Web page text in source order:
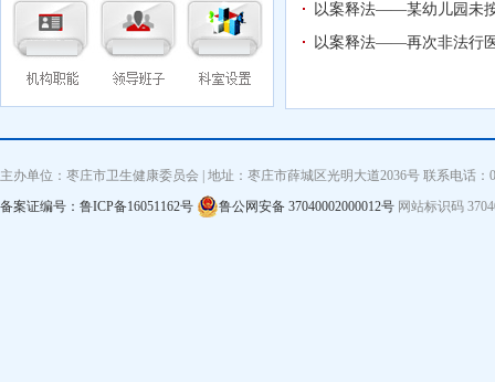
以案释法——某幼儿园未
以案释法——再次非法行
主办单位：枣庄市卫生健康委员会 | 地址：枣庄市薛城区光明大道2036号 联系电话
备案证编号：鲁ICP备16051162号
鲁公网安备 37040002000012号 网站标识码